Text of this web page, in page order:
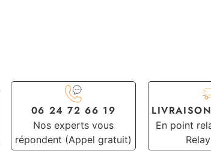
06 24 72 66 19
Nos experts vous
répondent (Appel gratuit)
En point